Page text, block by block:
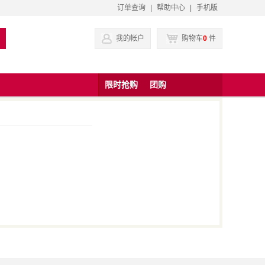
订单查询 帮助中心 手机版
购物车0 件
我的帐户
限时抢购 团购